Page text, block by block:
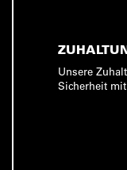
Unsere
Sicherheit